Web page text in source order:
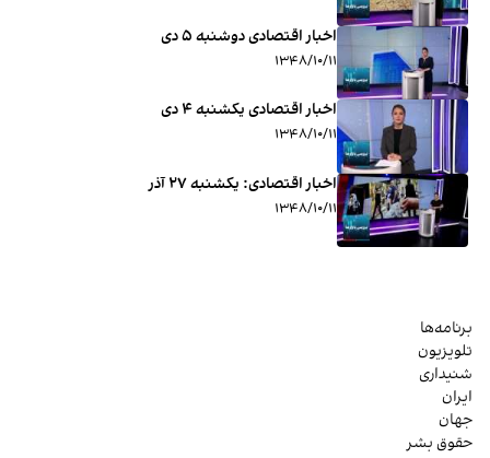
اخبار اقتصادی دوشنبه ۵ دی
۱۳۴۸/۱۰/۱۱
اخبار اقتصادی یکشنبه ۴ دی
۱۳۴۸/۱۰/۱۱
اخبار اقتصادی: ‌یکشنبه ۲۷ آذر
۱۳۴۸/۱۰/۱۱
برنامه‌ها
تلویزیون
شنیداری
ایران
جهان
حقوق بشر